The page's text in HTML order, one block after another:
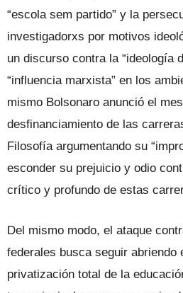
“escola sem partido” y la
investigadorxs por motivos
un discurso contra la “ideología
“influencia marxista” en los
mismo Bolsonaro anunció el
desfinanciamiento de las
Filosofía argumentando su
esconder su prejuicio y odio
crítico y profundo de estas
Del mismo modo, el ataque
federales busca seguir abriendo
privatización total de la